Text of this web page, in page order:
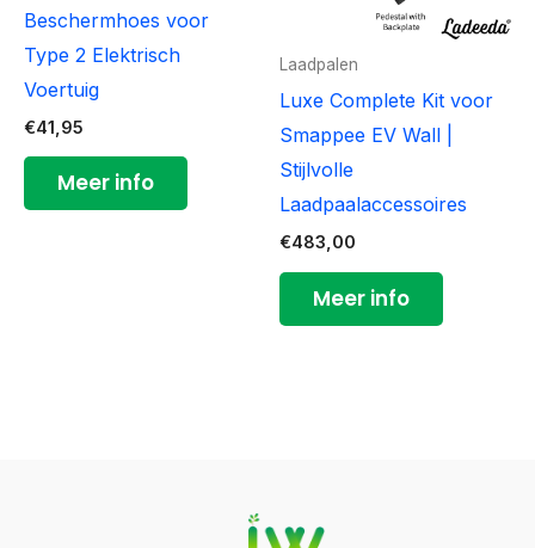
Beschermhoes voor
Type 2 Elektrisch
Voertuig
€41,95
Meer info
Laadpalen
Luxe Complete Kit voor
Smappee EV Wall |
Stijlvolle
Laadpaalaccessoires
€483,00
Meer info
Instagram